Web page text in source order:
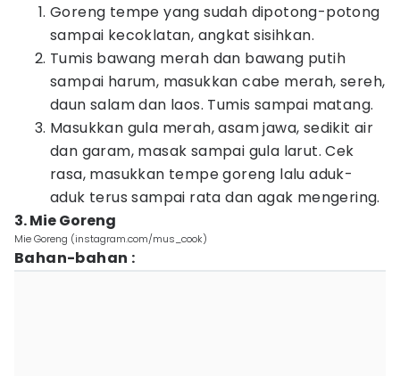
Goreng tempe yang sudah dipotong-potong
sampai kecoklatan, angkat sisihkan.
Tumis bawang merah dan bawang putih
sampai harum, masukkan cabe merah, sereh,
daun salam dan laos. Tumis sampai matang.
Masukkan gula merah, asam jawa, sedikit air
dan garam, masak sampai gula larut. Cek
rasa, masukkan tempe goreng lalu aduk-
aduk terus sampai rata dan agak mengering.
3. Mie Goreng
Mie Goreng (instagram.com/mus_cook)
Bahan-bahan :